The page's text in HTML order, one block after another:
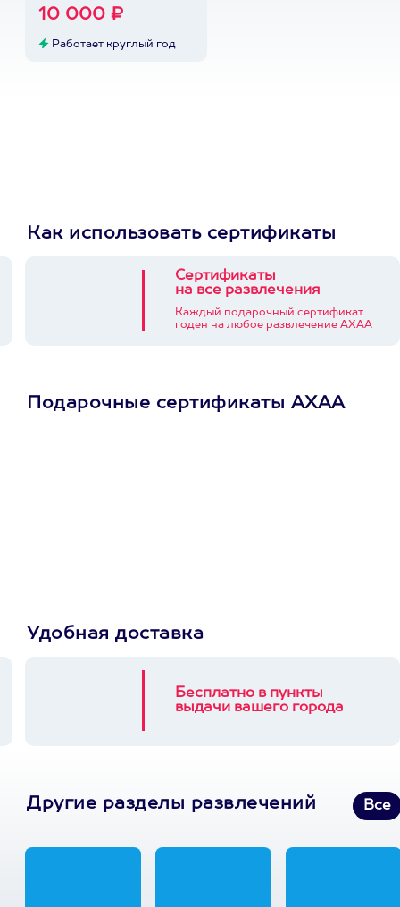
10 000 ₽
Работает круглый год
Как использовать сертификаты
Сертификаты
на все развлечения
Каждый подарочный сертификат
годен на любое развлечение АХАА
Подарочные сертификаты АХАА
Удобная доставка
Бесплатно в пункты
выдачи вашего города
Другие разделы развлечений Все